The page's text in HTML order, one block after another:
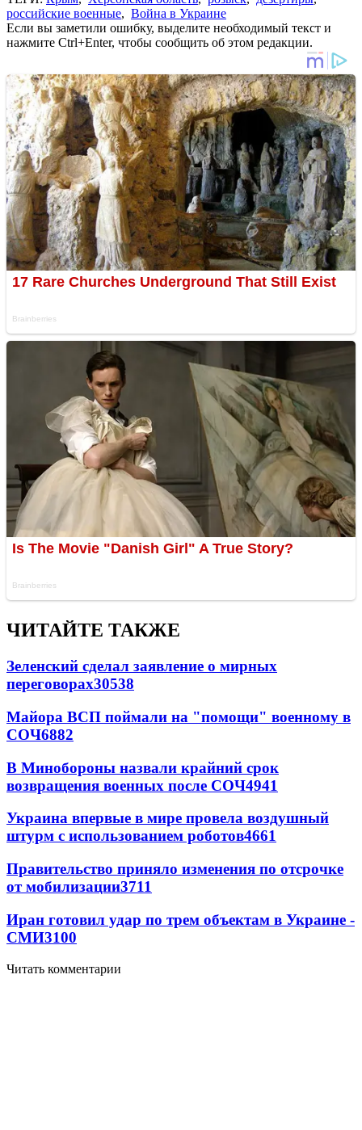
российские военные, Война в Украине
Если вы заметили ошибку, выделите необходимый текст и
нажмите Ctrl+Enter, чтобы сообщить об этом редакции.
ЧИТАЙТЕ ТАКЖЕ
Зеленский сделал заявление о мирных
переговорах30538
Майора ВСП поймали на "помощи" военному в
СОЧ6882
В Минобороны назвали крайний срок
возвращения военных после СОЧ4941
Украина впервые в мире провела воздушный
штурм с использованием роботов4661
Правительство приняло изменения по отсрочке
от мобилизации3711
Иран готовил удар по трем объектам в Украине -
СМИ3100
Читать комментарии